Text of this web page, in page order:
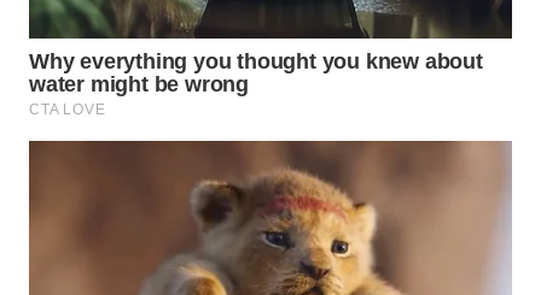
WN
PRIANGAN
TIMUR